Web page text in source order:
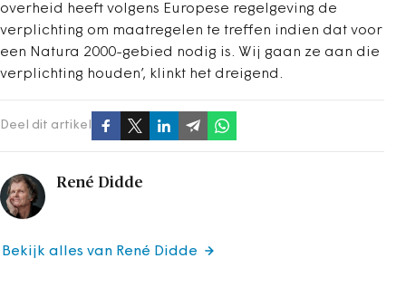
overheid heeft volgens Europese regelgeving de
verplichting om maatregelen te treffen indien dat voor
een Natura 2000-gebied nodig is. Wij gaan ze aan die
verplichting houden’, klinkt het dreigend.
Deel dit artikel
René Didde
Bekijk alles van René Didde